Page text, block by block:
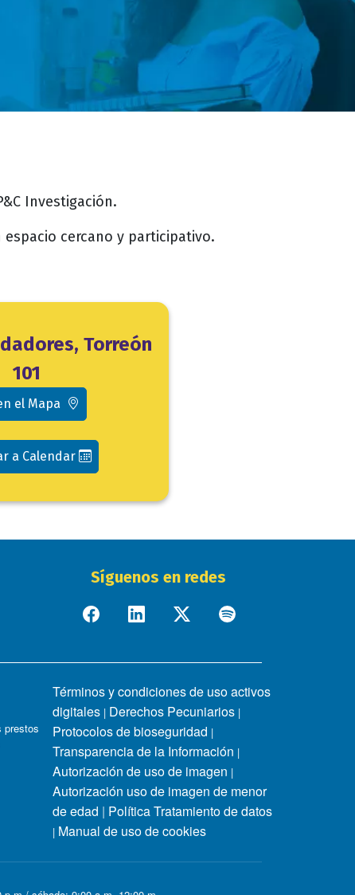
Investigación.
espacio cercano y participativo.
Torreón
101
el Mapa
a Calendar
Síguenos en redes
prestos
Términos y condiciones de uso activos
digitales | Derechos Pecuniarios |
Protocolos de bioseguridad |
Transparencia de la Información |
Autorización de uso de imagen |
Autorización uso de imagen de menor
de edad | Política Tratamiento de datos
| Manual de uso de cookies